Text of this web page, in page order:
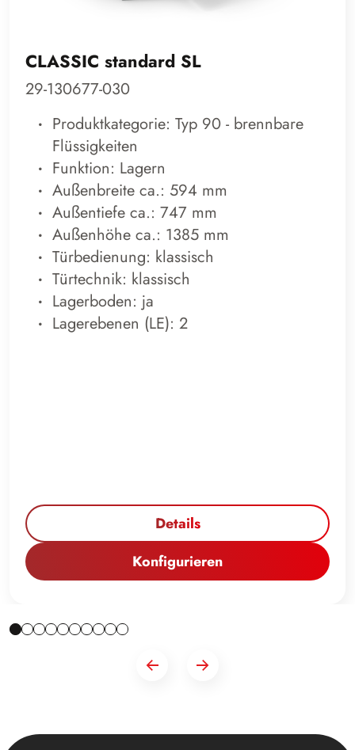
CLASSIC standard SL
29-130677-030
Produktkategorie: Typ 90 - brennbare
Flüssigkeiten
Funktion: Lagern
Außenbreite ca.: 594 mm
Außentiefe ca.: 747 mm
Außenhöhe ca.: 1385 mm
Türbedienung: klassisch
Türtechnik: klassisch
Lagerboden: ja
Lagerebenen (LE): 2
Details
Konfigurieren